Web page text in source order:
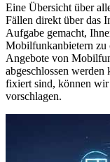
Eine Übersicht über
Fällen direkt über das
Aufgabe gemacht,
Mobilfunkanbietern zu
Angebote von
abgeschlossen
fixiert sind, können wir
vorschlagen.